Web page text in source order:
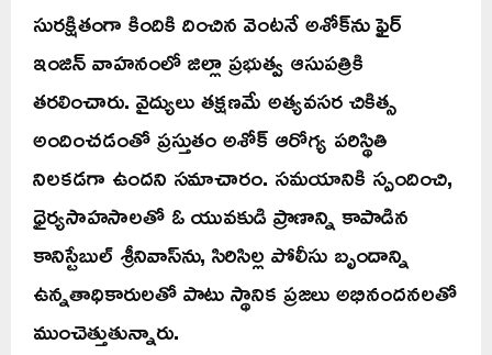
సురక్షితంగా కిందికి దించిన వెంటనే అశోక్‌ను ఫైర్
ఇంజిన్ వాహనంలో జిల్లా ప్రభుత్వ ఆసుపత్రికి
తరలించారు. వైద్యులు తక్షణమే అత్యవసర చికిత్స
అందించడంతో ప్రస్తుతం అశోక్ ఆరోగ్య పరిస్థితి
నిలకడగా ఉందని సమాచారం. సమయానికి స్పందించి,
ధైర్యసాహసాలతో ఓ యువకుడి ప్రాణాన్ని కాపాడిన
కానిస్టేబుల్ శ్రీనివాస్‌ను, సిరిసిల్ల పోలీసు బృందాన్ని
ఉన్నతాధికారులతో పాటు స్థానిక ప్రజలు అభినందనలతో
ముంచెత్తుతున్నారు.